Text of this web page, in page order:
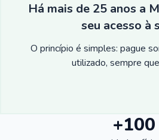
Há mais de 25 anos a
seu acesso à
O princípio é simples: pague
utilizado, sempre
+100